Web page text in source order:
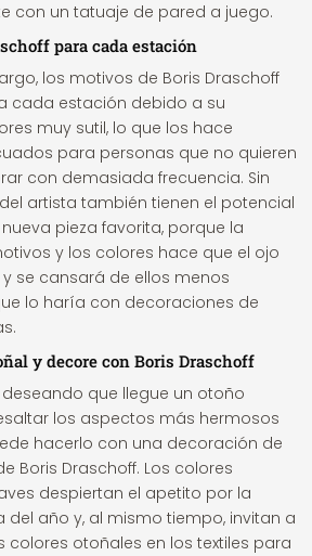
con un tatuaje de pared a juego.
para cada estación
los motivos de Boris Draschoff
cada estación debido a su
muy sutil, lo que los hace
para personas que no quieren
con demasiada frecuencia. Sin
artista también tienen el potencial
pieza favorita, porque la
y los colores hace que el ojo
se cansará de ellos menos
lo haría con decoraciones de
y decore con Boris Draschoff
que llegue un otoño
los aspectos más hermosos
hacerlo con una decoración de
Boris Draschoff. Los colores
despiertan el apetito por la
año y, al mismo tiempo, invitan a
colores otoñales en los textiles para